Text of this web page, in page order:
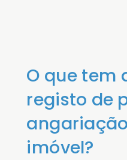
O que tem
registo de
imóvel?